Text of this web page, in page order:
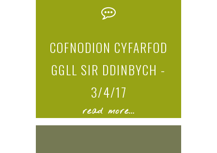
COFNODION CYFARFOD
GGLL SIR DDINBYCH -
3/4/17
read more...